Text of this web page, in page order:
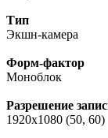
Тип
Экшн-камера
Форм-фактор
Моноблок
Разрешение
1920x1080 (50, 60)